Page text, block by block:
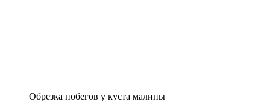
Обрезка побегов у куста малины